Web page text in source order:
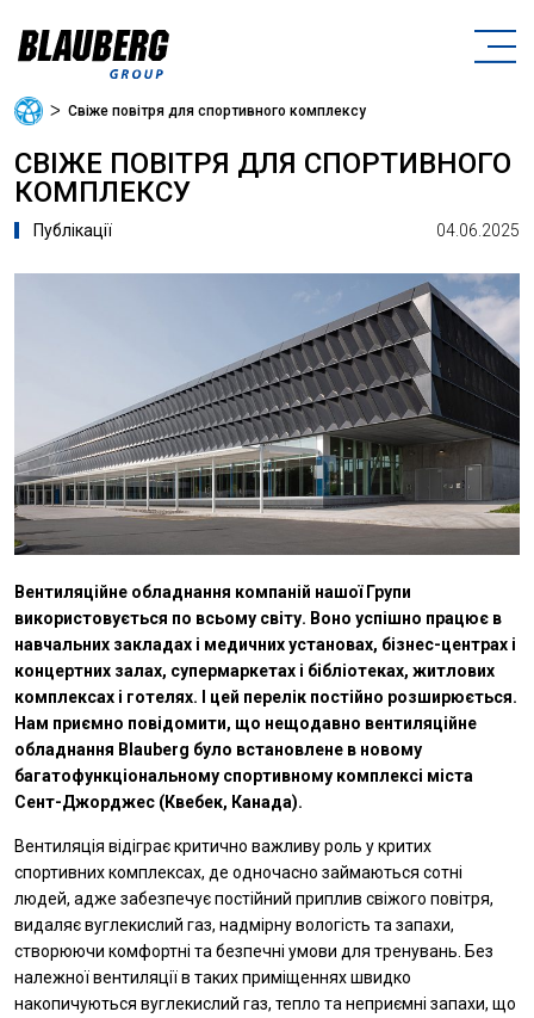
ᐳ Свіже повітря для спортивного комплексу
СВІЖЕ ПОВІТРЯ ДЛЯ СПОРТИВНОГО
КОМПЛЕКСУ
Публікації 04.06.2025
Вентиляційне обладнання компаній нашої Групи
використовується по всьому світу. Воно успішно працює в
навчальних закладах і медичних установах, бізнес-центрах і
концертних залах, супермаркетах і бібліотеках, житлових
комплексах і готелях. І цей перелік постійно розширюється.
Нам приємно повідомити, що нещодавно вентиляційне
обладнання Blauberg було встановлене в новому
багатофункціональному спортивному комплексі міста
Сент-Джорджес (Квебек, Канада).
Вентиляція відіграє критично важливу роль у критих
спортивних комплексах, де одночасно займаються сотні
людей, адже забезпечує постійний приплив свіжого повітря,
видаляє вуглекислий газ, надмірну вологість та запахи,
створюючи комфортні та безпечні умови для тренувань. Без
належної вентиляції в таких приміщеннях швидко
накопичуються вуглекислий газ, тепло та неприємні запахи, що